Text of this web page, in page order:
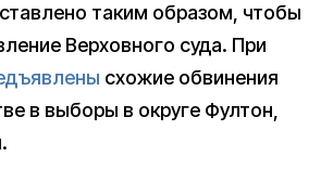
таким образом, чтобы
Верховного суда. При
схожие обвинения
в выборы в округе Фултон,